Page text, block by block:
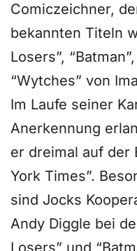
Comiczeichner,
bekannten Titeln
Losers”,
“Wytches” von
Im Laufe seiner
Anerkennung
er dreimal auf der
York Times”.
sind Jocks
Andy Diggle bei